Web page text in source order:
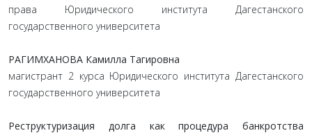
права Юридического института Дагестанского
государственного университета
РАГИМХАНОВА Камилла Тагировна
магистрант 2 курса Юридического института Дагестанского
государственного университета
Реструктуризация долга как процедура банкротства